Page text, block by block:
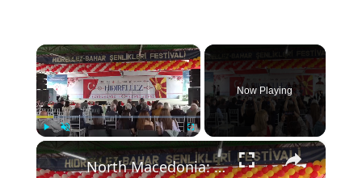
×
Play Fullscreen
Now Playing
×
North Macedonia: Valandovo hosts 33rd International Hidirellez Spring Festival in North Macedonia.